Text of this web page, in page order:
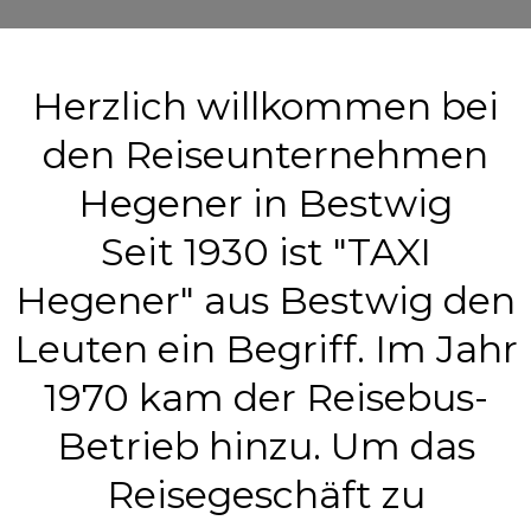
Herzlich willkommen bei
den Reiseunternehmen
Hegener in Bestwig
Seit 1930 ist "TAXI
Hegener" aus Bestwig den
Leuten ein Begriff. Im Jahr
1970 kam der Reisebus-
Betrieb hinzu. Um das
Reisegeschäft zu